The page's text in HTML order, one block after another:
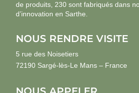
de produits, 230 sont fabriqués dans
d’innovation en Sarthe.
NOUS RENDRE VISITE
5 rue des Noisetiers
72190 Sargé-lès-Le Mans – France